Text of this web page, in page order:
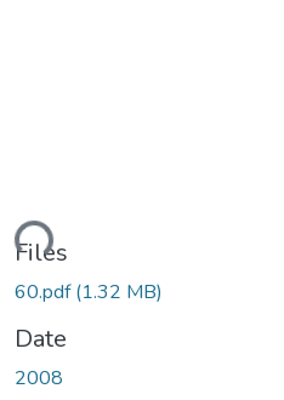
Files
60.pdf(1.32 MB)
Date
2008